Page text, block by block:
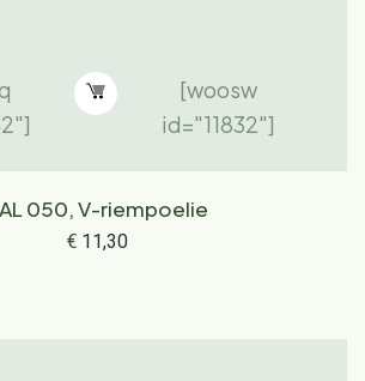
[woosw
id="11832"]
050, V-riempoelie
€11,30